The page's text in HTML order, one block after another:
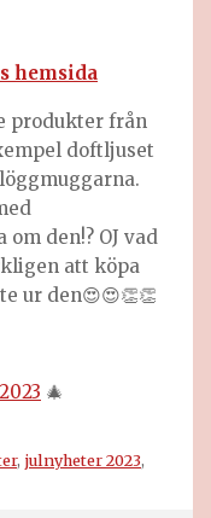
hemsida
produkter från
doftljuset
den!? OJ vad
att köpa
ur den😍😍👏👏
🎄
, julnyheter 2023,